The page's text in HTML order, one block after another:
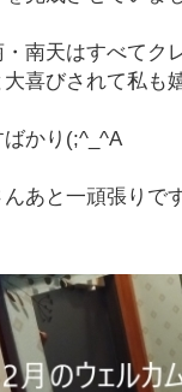
南天はすべてク
喜びされて私も
かり(;^_^A
あと一頑張りで